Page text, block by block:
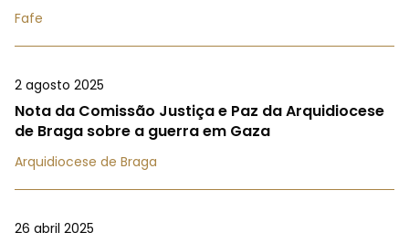
Fafe
2 agosto 2025
Nota da Comissão Justiça e Paz da Arquidiocese
de Braga sobre a guerra em Gaza
Arquidiocese de Braga
26 abril 2025